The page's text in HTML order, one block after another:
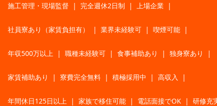
施工管理・現場監督 | 完全週休2日制 | 上場企業 |
社員寮あり（家賃負担有） | 業界未経験可 | 喫煙可能 |
年収500万以上 | 職種未経験可 | 食事補助あり | 独身寮あり |
家賃補助あり | 寮費完全無料 | 積極採用中 | 高収入 |
年間休日125日以上 | 家族で移住可能 | 電話面接でOK | 研修充